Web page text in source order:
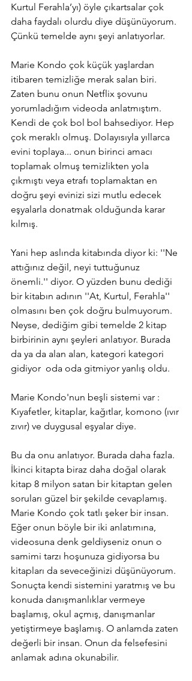
Kurtul Ferahla’yı) öyle çıkartsalar çok
daha faydalı olurdu diye düşünüyorum.
Çünkü temelde aynı şeyi anlatıyorlar.
Marie Kondo çok küçük yaşlardan
itibaren temizliğe merak salan biri.
Zaten bunu onun Netflix şovunu
yorumladığım videoda anlatmıştım.
Kendi de çok bol bol bahsediyor. Hep
çok meraklı olmuş. Dolayısıyla yıllarca
evini toplaya... onun birinci amacı
toplamak olmuş temizlikten yola
çıkmıştı veya etrafı toplamaktan en
doğru şeyi evinizi sizi mutlu edecek
eşyalarla donatmak olduğunda karar
kılmış.
Yani hep aslında kitabında diyor ki: ''Ne
attığınız değil, neyi tuttuğunuz
önemli.'' diyor. O yüzden bunu dediği
bir kitabın adının ''At, Kurtul, Ferahla''
olmasını ben çok doğru bulmuyorum.
Neyse, dediğim gibi temelde 2 kitap
birbirinin aynı şeyleri anlatıyor. Burada
da ya da alan alan, kategori kategori
gidiyor  oda oda gitmiyor yanlış oldu.
Marie Kondo'nun beşli sistemi var :
Kıyafetler, kitaplar, kağıtlar, komono (ıvır
zıvır) ve duygusal eşyalar diye.
Bu da onu anlatıyor. Burada daha fazla.
İkinci kitapta biraz daha doğal olarak
kitap 8 milyon satan bir kitaptan gelen
soruları güzel bir şekilde cevaplamış.
Marie Kondo çok tatlı şeker bir insan.
Eğer onun böyle bir iki anlatımına,
videosuna denk geldiyseniz onun o
samimi tarzı hoşunuza gidiyorsa bu
kitapları da seveceğinizi düşünüyorum.
Sonuçta kendi sistemini yaratmış ve bu
konuda danışmanlıklar vermeye
başlamış, okul açmış, danışmanlar
yetiştirmeye başlamış. O anlamda zaten
değerli bir insan. Onun da felsefesini
anlamak adına okunabilir.